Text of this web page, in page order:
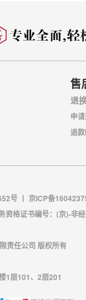
售
退
申
退
号丨 京ICP备
资格证书编号：(京)-非
责任公司 版权所有
1层101、2层201